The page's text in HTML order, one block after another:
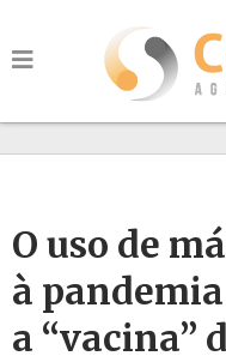
O uso de
à
a “vacina”